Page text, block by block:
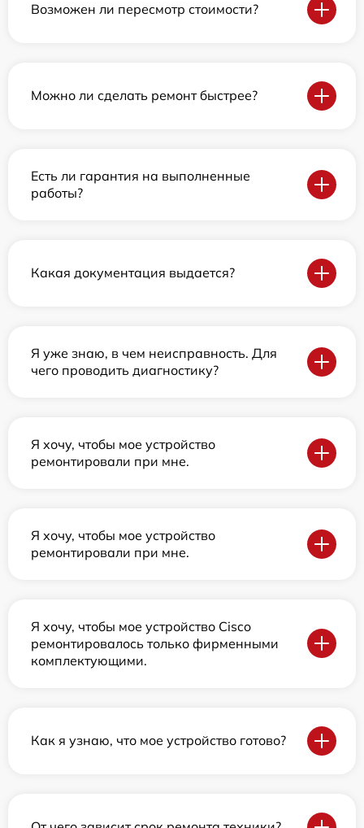
Возможен ли пересмотр стоимости?
Можно ли сделать ремонт быстрее?
Есть ли гарантия на выполненные
работы?
Какая документация выдается?
Я уже знаю, в чем неисправность. Для
чего проводить диагностику?
Я хочу, чтобы мое устройство
ремонтировали при мне.
Я хочу, чтобы мое устройство
ремонтировали при мне.
Я хочу, чтобы мое устройство Cisco
ремонтировалось только фирменными
комплектующими.
Как я узнаю, что мое устройство готово?